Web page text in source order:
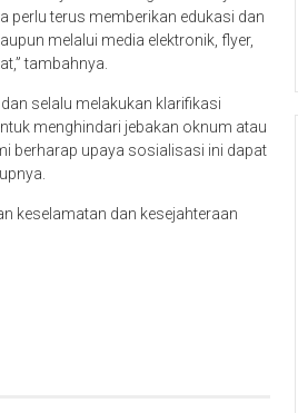
perlu terus memberikan edukasi dan
melalui media elektronik, flyer,
tambahnya.
selalu melakukan klarifikasi
menghindari jebakan oknum atau
berharap upaya sosialisasi ini dapat
keselamatan dan kesejahteraan